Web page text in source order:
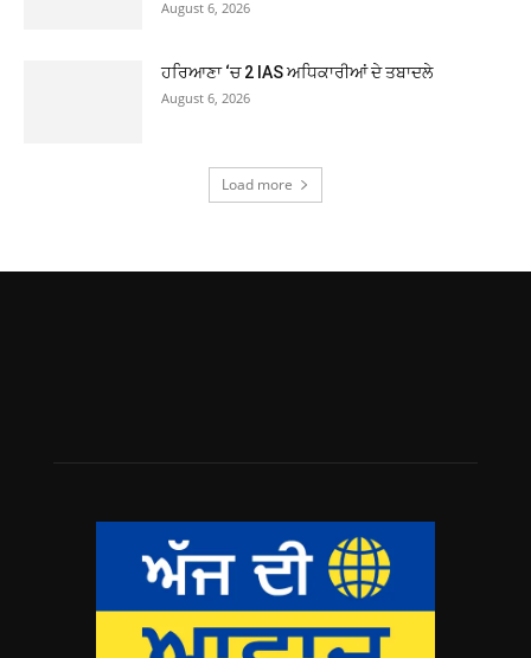
August 6, 2026
ਹਰਿਆਣਾ ‘ਚ 2 IAS ਅਧਿਕਾਰੀਆਂ ਦੇ ਤਬਾਦਲੇ
August 6, 2026
Load more